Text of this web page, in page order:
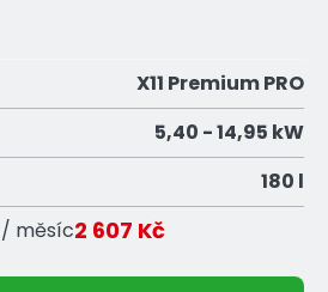
X11 Premium PRO
5,40 - 14,95 kW
180 l
měsíc2 607 Kč